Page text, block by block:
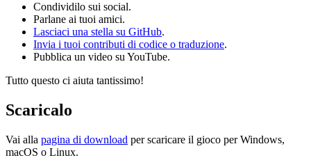
Condividilo sui social.
Parlane ai tuoi amici.
Lasciaci una stella su GitHub.
Invia i tuoi contributi di codice o traduzione.
Pubblica un video su YouTube.
Tutto questo ci aiuta tantissimo!
Scaricalo
Vai alla pagina di download per scaricare il gioco per Windows,
macOS o Linux.